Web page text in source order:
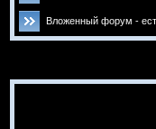
Вложенный форум -